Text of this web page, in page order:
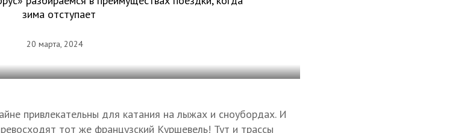
зима отступает
20 марта, 2024
привлекательны для катания на лыжах и сноубордах. И
тот же французский Куршевель! Тут и трассы